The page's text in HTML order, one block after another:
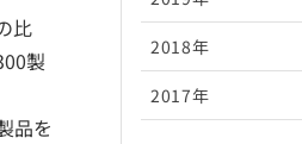
比
製
品を
2026年1月
2025年6月
2025年5月
2024年7月
2024年6月
2023年8月
2023年7月
2022年9月
2022年8月
2021年10月
2021年9月
2020年11月
2020年10月
2019年12月
2019年11月
2018年
2018年12月
2017年